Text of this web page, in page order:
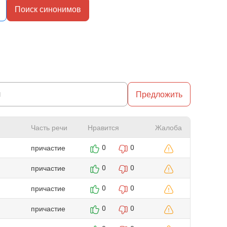
Поиск синонимов
Предложить
Часть речи Нравится
Жалоба
причастие
0 0
причастие 0 0
причастие 0 0
причастие 0 0